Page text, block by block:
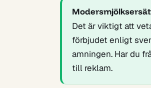
Det är viktigt att
förbjudet enligt
amningen. Har du
till reklam.